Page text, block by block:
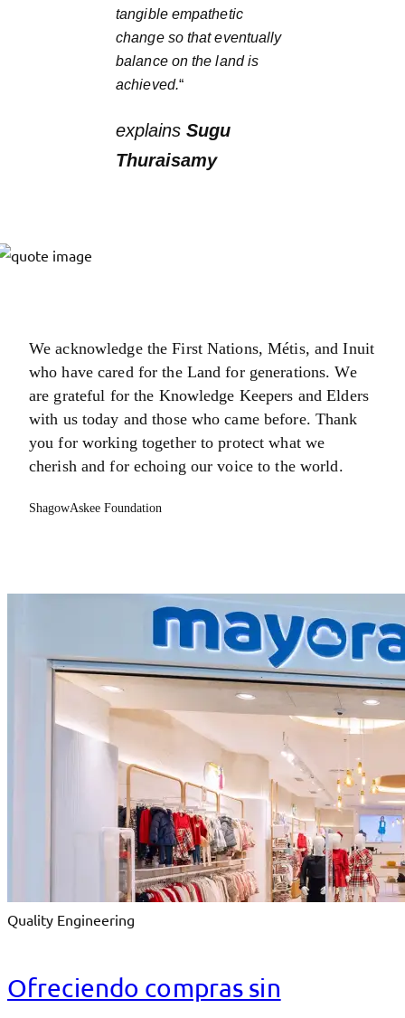
tangible empathetic
change so that eventually
balance on the land is
achieved.“
explains Sugu
Thuraisamy
We acknowledge the First Nations, Métis, and Inuit
who have cared for the Land for generations. We
are grateful for the Knowledge Keepers and Elders
with us today and those who came before. Thank
you for working together to protect what we
cherish and for echoing our voice to the world.
ShagowAskee Foundation
Quality Engineering
Ofreciendo compras sin